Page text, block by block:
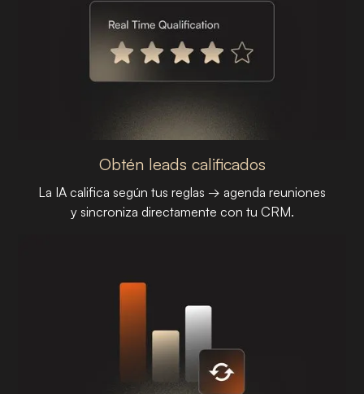
Obtén leads calificados
La IA califica según tus reglas → agenda reuniones
y sincroniza directamente con tu CRM.